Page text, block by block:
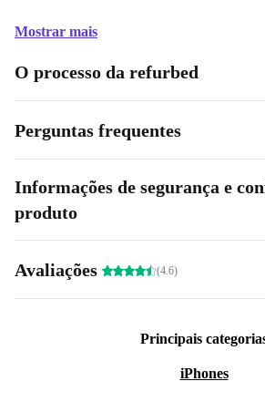
Mostrar mais
O processo da refurbed
Perguntas frequentes
Informações de segurança e
produto
Avaliações (4.6)
Principais
iPhones